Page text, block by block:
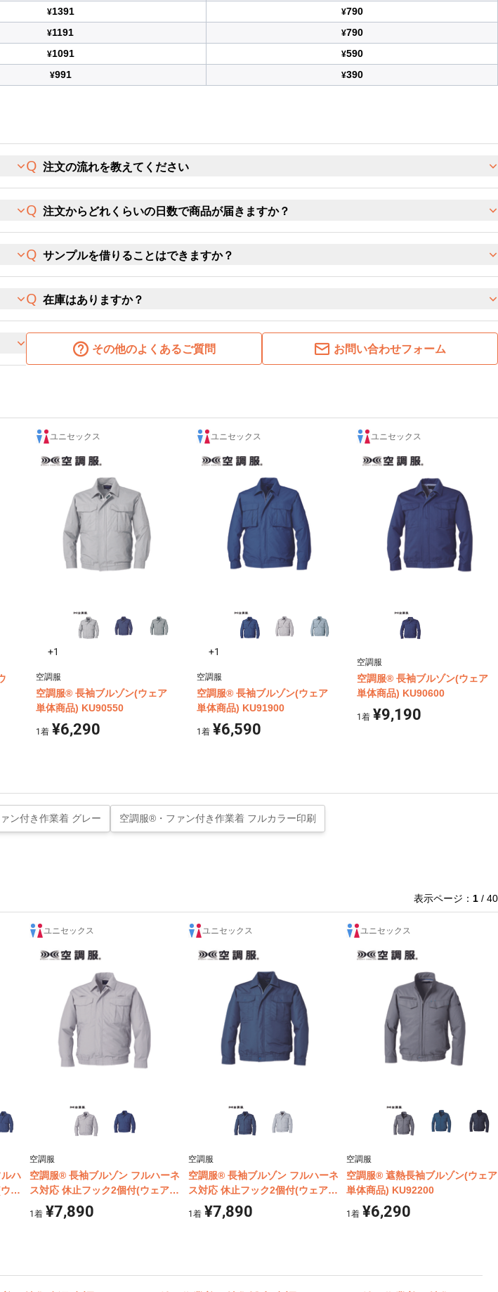
¥1391 ¥790
¥1191 ¥790
¥1091 ¥590
¥991 ¥390
注文の流れを教えてください
注文からどれくらいの日数で商品が届きますか？
サンプルを借りることはできますか？
在庫はありますか？
その他のよくあるご質問 お問い合わせフォーム
ユニセックス
+1
空調服
空調服® 長袖ブルゾン(ウェア
単体商品) KU90550
1 着 ¥6,290
ユニセックス
+1
空調服
空調服® 長袖ブルゾン(ウェア
単体商品) KU91900
1 着 ¥6,590
ユニセックス
空調服
空調服® 長袖ブルゾン(ウェア
単体商品) KU90600
1着 ¥9,190
ン付き作業着 グレー 空調服®・ファン付き作業着 フルカラー印刷
表示ページ： 1 / 40
ハ
ェ
ユニセックス
空調服
空調服® 長袖ブルゾン フルハーネ
ス対応 休止フック2個付(ウェア単
体商品) KU9055F
1 着 ¥7,890
ユニセックス
空調服
空調服® 長袖ブルゾン フルハーネ
ス対応 休止フック2個付(ウェア単
体商品) KU9054F
1 着 ¥7,890
ユニセックス
空調服
空調服® 遮熱長袖ブルゾン(ウェア
単体商品) KU92200
1着 ¥6,290